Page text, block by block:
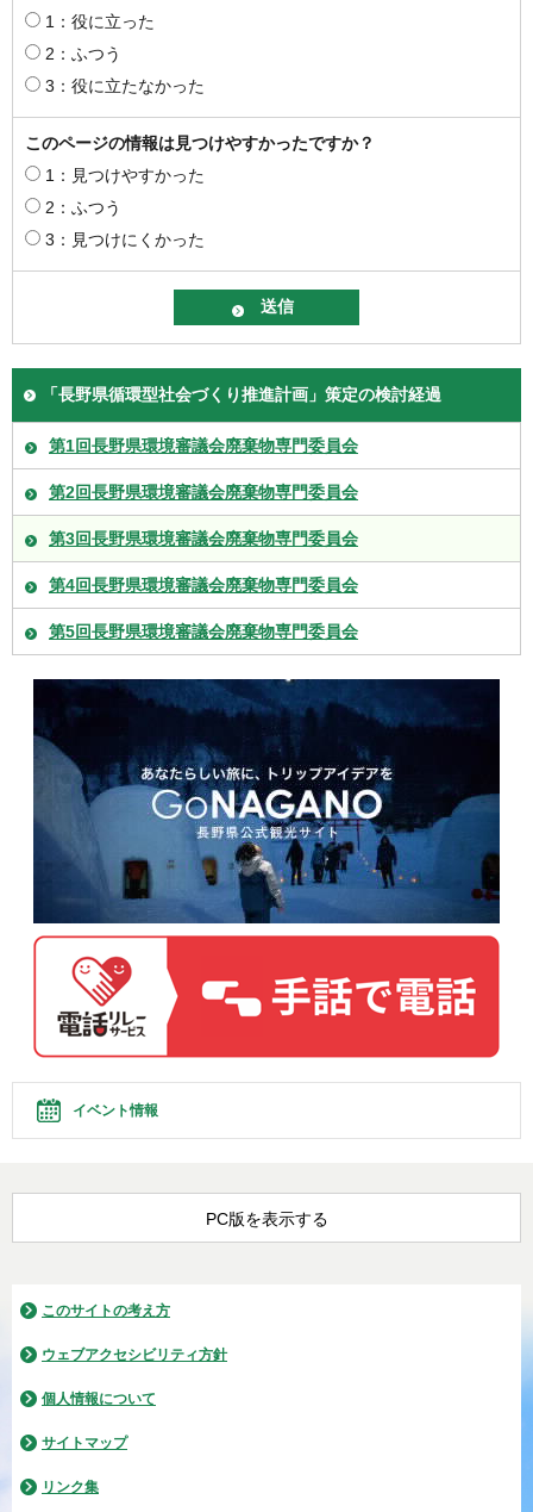
1：役に立った
2：ふつう
3：役に立たなかった
このページの情報は見つけやすかったですか？
1：見つけやすかった
2：ふつう
3：見つけにくかった
「長野県循環型社会づくり推進計画」策定の検討経過
第1回長野県環境審議会廃棄物専門委員会
第2回長野県環境審議会廃棄物専門委員会
第3回長野県環境審議会廃棄物専門委員会
第4回長野県環境審議会廃棄物専門委員会
第5回長野県環境審議会廃棄物専門委員会
イベント情報
PC版を表示する
このサイトの考え方
ウェブアクセシビリティ方針
個人情報について
サイトマップ
リンク集